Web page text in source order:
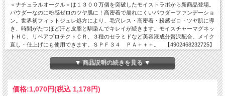
＜ナチュラルオークル＞は１３００万個を突破したモイストラボから新商品登場。
パウダーなのに粉感ゼロのツヤ肌に！高密着で崩れにくいパウダーファンデーショ
ン。世界初フィットジュレ処方により、毛穴レス・高密着・粉感ゼロ・ツヤ肌に導
き、時間がたつほど汗と皮脂と馴染んでキレイが続きます。モイスチャーマグネッ
トＨＣ、リペアプロテクトＣＲ、３種のセラミドなど美容液成分贅沢配合。メイク
直し・仕上げにも使用できます。ＳＰＦ３４ ＰＡ＋＋＋。 【4902468232725】
▼ 商品説明の続きを見る ▼
価格:1,070円(税込 1,178円)